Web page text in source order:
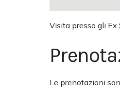
Visita presso gli Ex
Le prenotazioni